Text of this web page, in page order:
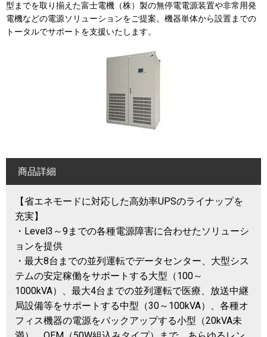
型までを取り揃えた富士電機（株）製の無停電電源装置や非常用発
電機などの電源ソリューションをご提案。機器単体から設置までの
トータルでサポートを支援いたします。
商品詳細
【省エネモードに対応した高効率UPSのライナップを
充実】
・Level3～9までの各種電源障害に合わせたソリューシ
ョンを提供
・最大8台までの並列運転でデータセンター、大型シス
テムの安定稼働をサポートする大型（100～
1000kVA）、最大4台までの並列運転で医療、放送中継
局設備等をサポートする中型（30～100kVA）、各種オ
フィス機器の電源をバックアップする小型（20kVA未